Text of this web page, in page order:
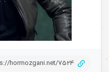
hormozgani.net/7524